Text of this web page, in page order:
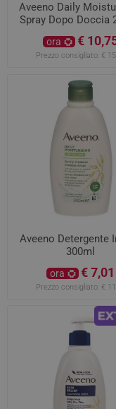
Aveeno Daily
Spray Dopo Doccia
ora €
Prezzo consigliato: €
Aveeno Detergente
300ml
ora € 7,01
Prezzo consigliato: €